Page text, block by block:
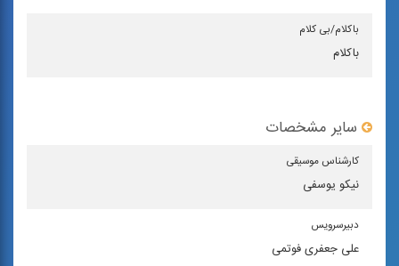
باكلام/بی كلام
باکلام
سایر مشخصات
كارشناس موسیقی
نیکو یوسفی
دبیرسرویس
علی جعفری فوتمی